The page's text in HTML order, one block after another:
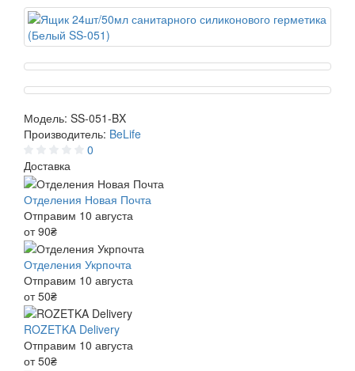
Модель: SS-051-BX
Производитель: BeLife
0
Доставка
Отделения Новая Почта
Отправим 10 августа
от 90₴
Отделения Укрпочта
Отправим 10 августа
от 50₴
ROZETKA Delivery
Отправим 10 августа
от 50₴